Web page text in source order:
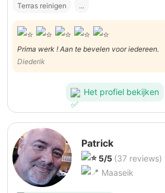
Terras reinigen ...
Prima werk ! Aan te bevelen voor iedereen.
Diederik
Het profiel bekijken
Patrick
5/5 (37 reviews)
Maaseik